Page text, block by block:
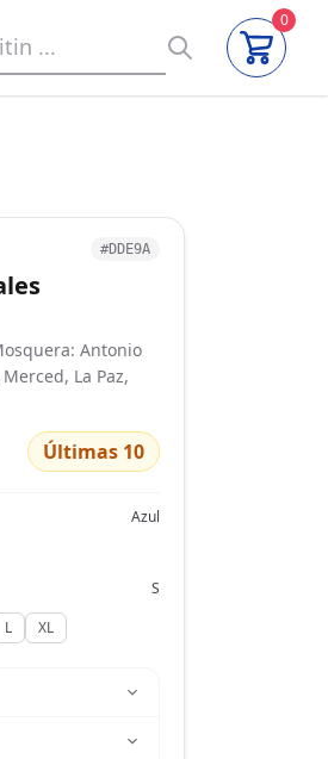
0
#DDE9A
Antonio
La Paz,
Últimas 10
Azul
S
L XL